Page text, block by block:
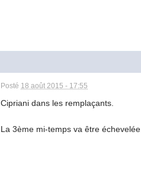
Posté 18 août 2015 - 17:55
Cipriani dans les remplaçants.
La 3ème mi-temps va être échevelée.